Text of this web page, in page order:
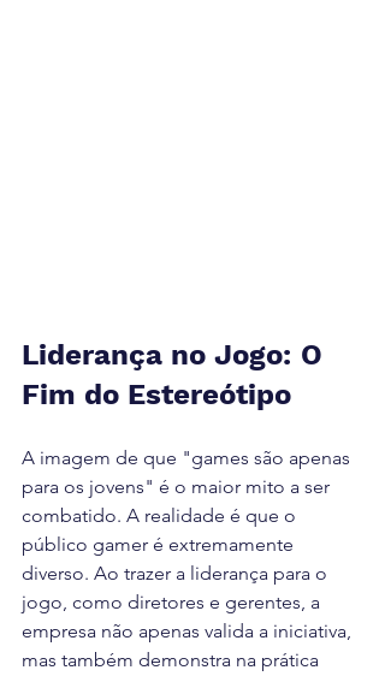
Liderança no Jogo: O
Fim do Estereótipo
A imagem de que "games são apenas
para os jovens" é o maior mito a ser
combatido. A realidade é que o
público gamer é extremamente
diverso. Ao trazer a liderança para o
jogo, como diretores e gerentes, a
empresa não apenas valida a iniciativa,
mas também demonstra na prática